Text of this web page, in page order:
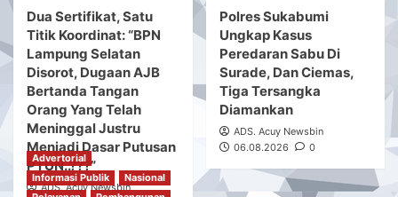
Diapresiasi, Respon
Cepat Laporan DPD
BPAN Berlanjut Dengan
Undangan Audiensi
Kepada Pelapor
ADS. Acuy Newsbin
07.08.2026
0
Malah Diancam..???
Dugaan Intimidasi
Oknum Pegawai PTSP
Pengadilan Agama
Gedong Tataan Harus
Diusut
ADS. Acuy Newsbin
07.08.2026
0
Hukum
Ilegal
Informasi Publik
Nasional
Pelayanan
Pemerintahan
Hukum
Informasi Publik
Narkotika
Nasional